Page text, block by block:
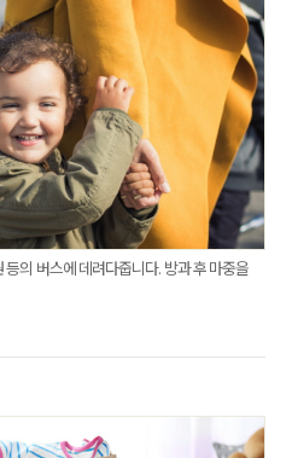
의 버스에 데려다줍니다. 방과 후 마중을